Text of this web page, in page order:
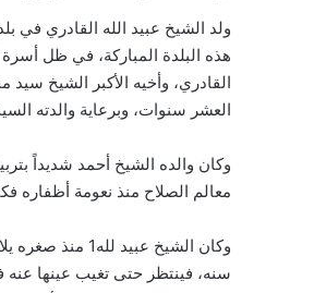
ولد الشيخ عبيد الله القادري في
هذه البلدة المباركة، في ظل أسرة
القادري، وأخيه الأكبر الشيخ
العشر سنوات، وبرعاية والدته
وكان والده الشيخ أحمد شديداً
معالم الصلاح منذ نعومة أظفاره
وكان الشيخ
سنه، فينتظر حتى تغيب عينها